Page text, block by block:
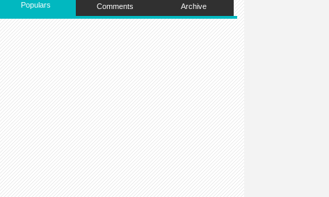
Populars Comments Archive